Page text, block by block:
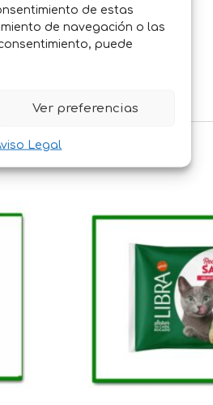
de estas
de navegación o las
puede
Ver preferencias
Legal